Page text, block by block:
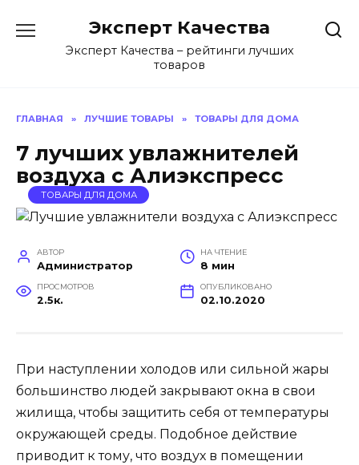
содержанию
Эксперт Качества
Эксперт Качества – рейтинги лучших
товаров
ГЛАВНАЯ » ЛУЧШИЕ ТОВАРЫ » ТОВАРЫ ДЛЯ ДОМА
7 лучших увлажнителей
воздуха с Алиэкспресс
ТОВАРЫ ДЛЯ ДОМА
АВТОР
Администратор
НА ЧТЕНИЕ
8 мин
ПРОСМОТРОВ
2.5к.
ОПУБЛИКОВАНО
02.10.2020
При наступлении холодов или сильной жары
большинство людей закрывают окна в свои
жилища, чтобы защитить себя от температуры
окружающей среды. Подобное действие
приводит к тому, что воздух в помещении